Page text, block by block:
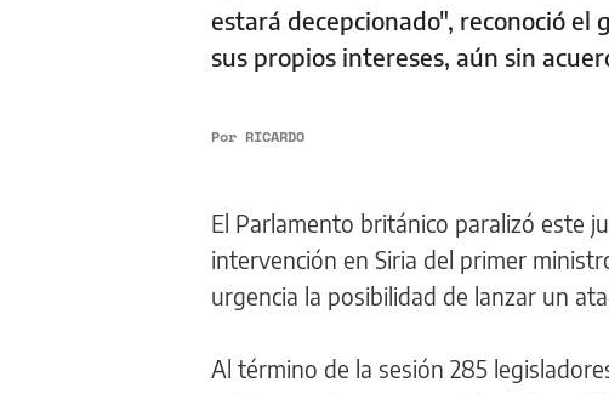
estará decepcionado", reconoció el
sus propios intereses, aún sin
Por RICARDO
El Parlamento británico paralizó este
intervención en Siria del primer
urgencia la posibilidad de lanzar un
Al término de la sesión 285